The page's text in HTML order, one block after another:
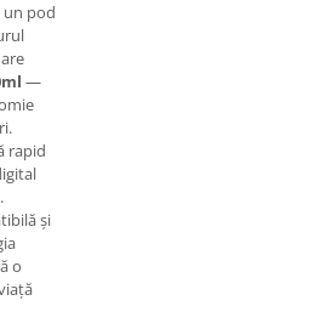
un pod
—
rapid
și
o